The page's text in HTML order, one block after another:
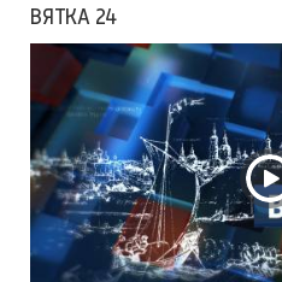
ВЯТКА 24